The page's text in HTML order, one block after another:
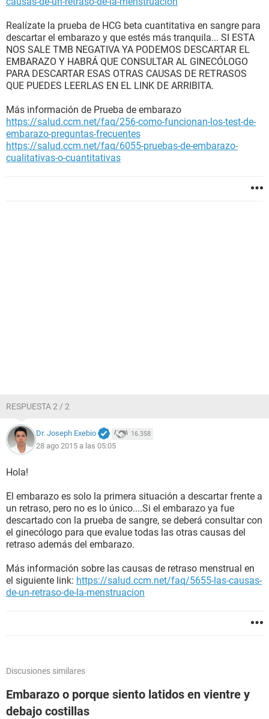
Realízate la prueba de HCG beta cuantitativa en sangre para
descartar el embarazo y que estés más tranquila... SI ESTA
NOS SALE TMB NEGATIVA YA PODEMOS DESCARTAR EL
EMBARAZO Y HABRÁ QUE CONSULTAR AL GINECÓLOGO
PARA DESCARTAR ESAS OTRAS CAUSAS DE RETRASOS
QUE PUEDES LEERLAS EN EL LINK DE ARRIBITA.
Más información de Prueba de embarazo
https://salud.ccm.net/faq/256-como-funcionan-los-test-de-
embarazo-preguntas-frecuentes
https://salud.ccm.net/faq/6055-pruebas-de-embarazo-
cualitativas-o-cuantitativas
RESPUESTA 2 / 2
Dr. Joseph Exebio 16.358
28 ago 2015 a las 05:05
Hola!
El embarazo es solo la primera situación a descartar frente a
un retraso, pero no es lo único....Si el embarazo ya fue
descartado con la prueba de sangre, se deberá consultar con
el ginecólogo para que evalue todas las otras causas del
retraso además del embarazo.
Más información sobre las causas de retraso menstrual en
el siguiente link: https://salud.ccm.net/faq/5655-las-causas-
de-un-retraso-de-la-menstruacion
Discusiones similares
Embarazo o porque siento latidos en vientre y
debajo costillas